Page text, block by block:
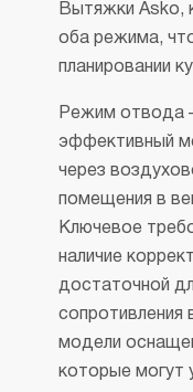
Вытяжки Asko,
оба режима,
планировании
Режим отвода
эффективный
через
помещения в
Ключевое
наличие
достаточной
модели
которые могут